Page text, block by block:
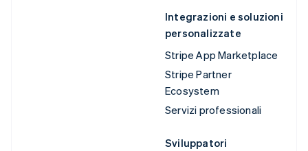
Integrazioni e soluzioni
personalizzate
Stripe App Marketplace
Stripe Partner
Ecosystem
Servizi professionali
Sviluppatori